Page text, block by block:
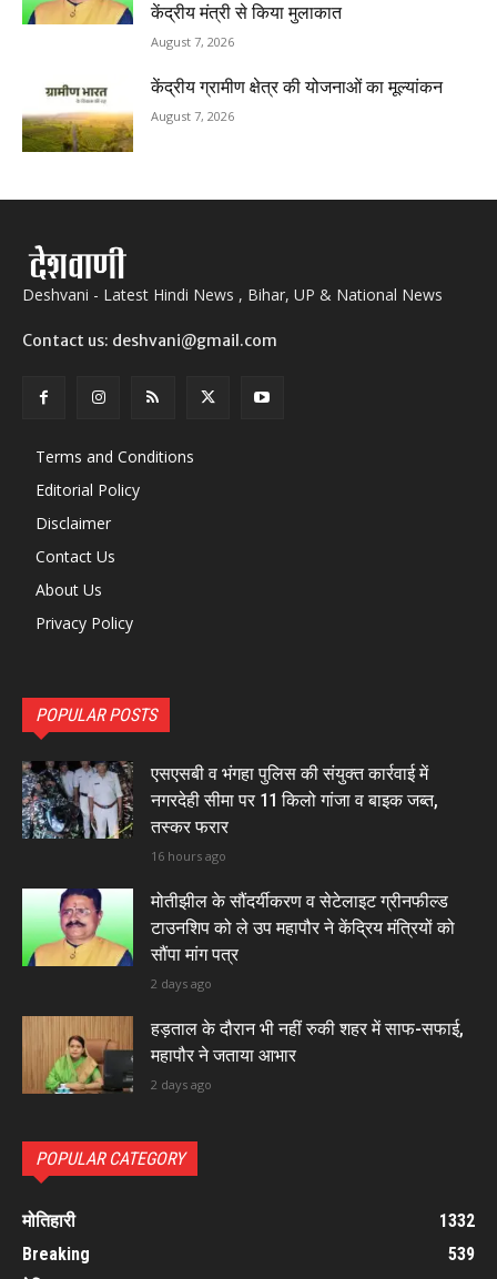
केंद्रीय मंत्री से किया मुलाकात
August 7, 2026
केंद्रीय ग्रामीण क्षेत्र की योजनाओं का मूल्यांकन
August 7, 2026
Deshvani - Latest Hindi News , Bihar, UP & National News
Contact us: deshvani@gmail.com
Terms and Conditions
Editorial Policy
Disclaimer
Contact Us
About Us
Privacy Policy
POPULAR POSTS
एसएसबी व भंगहा पुलिस की संयुक्त कार्रवाई में
नगरदेही सीमा पर 11 किलो गांजा व बाइक जब्त,
तस्कर फरार
16 hours ago
मोतीझील के सौंदर्यीकरण व सेटेलाइट ग्रीनफील्ड
टाउनशिप को ले उप महापौर ने केंद्रिय मंत्रियों को
सौंपा मांग पत्र
2 days ago
हड़ताल के दौरान भी नहीं रुकी शहर में साफ-सफाई,
महापौर ने जताया आभार
2 days ago
POPULAR CATEGORY
मोतिहारी
1332
Breaking
539